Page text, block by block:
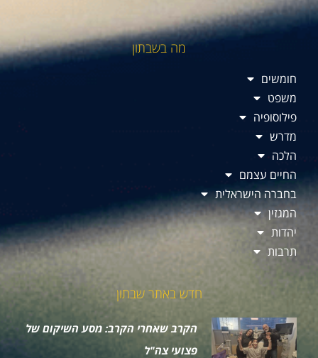
מה בשבתון
חומשים
משפט
פילוסופיה
מדרש
הלכה
החיים עצמם
בחברה הישראלית
המגזין
יהדות
תרבות
חדש באתר שבתון
הקרב שאחרי הקרב: מסע השיקום של
פצועי צה"ל